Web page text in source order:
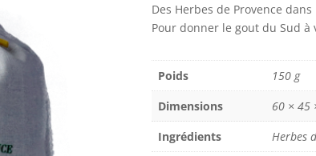
Provence
100g
Des Herbes de Provence
Pour donner le gout du Sud à
Poids
150 g
Dimensions
60 × 45
Ingrédients
Herbes